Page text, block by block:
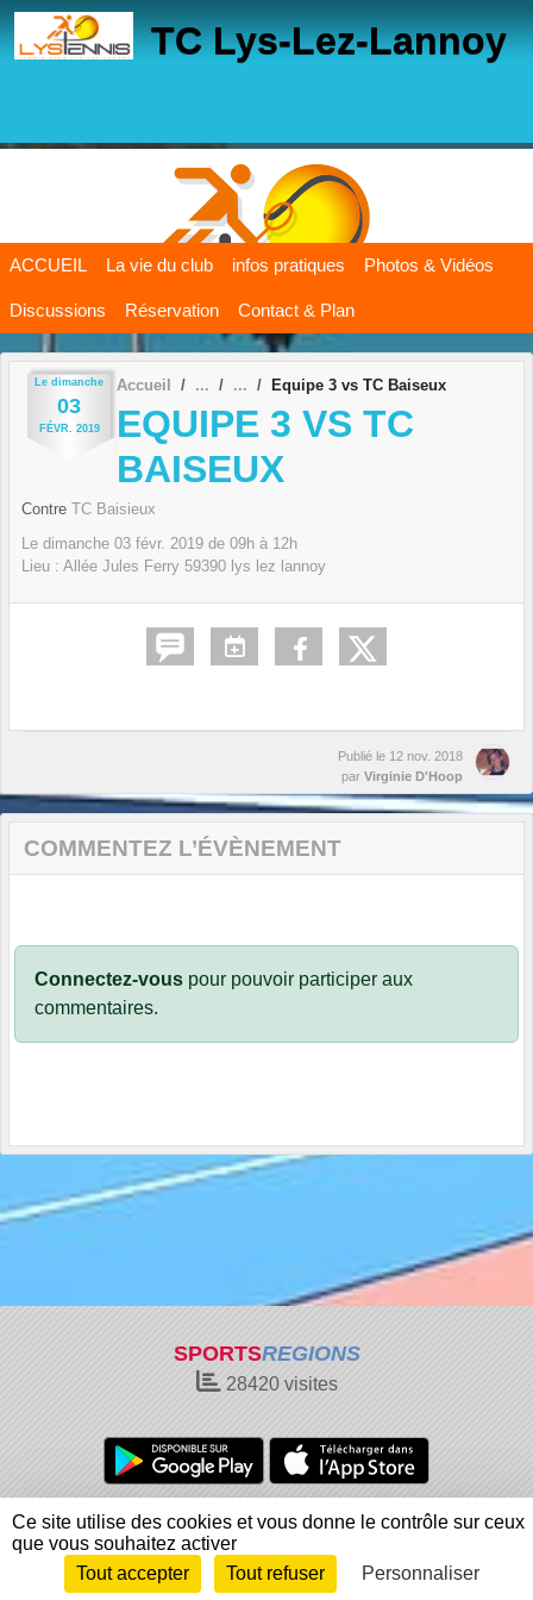
TC Lys-Lez-Lannoy
ACCUEIL La vie du club infos pratiques Photos & Vidéos
Discussions Réservation Contact & Plan
Le dimanche
03
FÉVR. 2019
Accueil Equipe 3 vs TC Baiseux
EQUIPE 3 VS TC
BAISEUX
Contre TC Baisieux
Le dimanche 03 févr. 2019 de 09h à 12h
Lieu : Allée Jules Ferry 59390 lys lez lannoy
Publié le 12 nov. 2018
par Virginie D'Hoop
COMMENTEZ L’ÉVÈNEMENT
Connectez-vous pour pouvoir participer aux
commentaires.
SPORTSREGIONS
28420visites
Charte cookies
Gestion des cookies
Informations légales
Signaler un contenu inapproprié
Envie de participer ?
Connexion
Panneau de gestion des cookies
Ce site utilise des cookies et vous donne le contrôle sur ceux
que vous souhaitez activer
Tout accepter
Tout refuser Personnaliser